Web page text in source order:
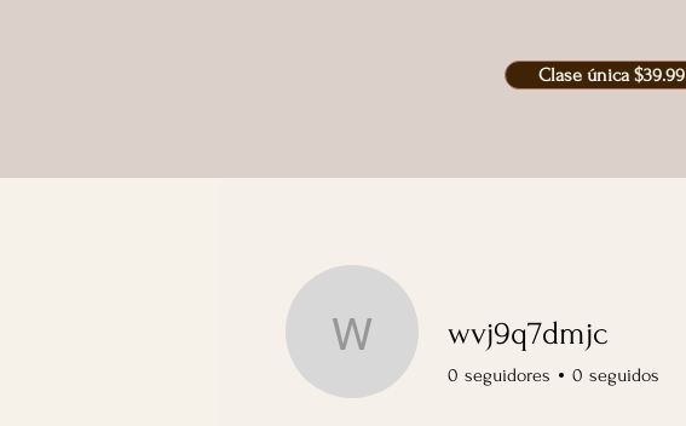
Clase única $39.99
wvj9q7dmjc
wvj9q7dmjc
0 seguidores 0 seguidos